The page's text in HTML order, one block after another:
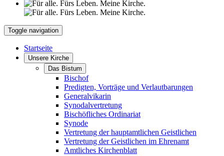
Toggle navigation
Startseite
Unsere Kirche
Das Bistum
Bischof
Predigten, Vorträge und Verlautbarungen
Generalvikarin
Synodalvertretung
Bischöfliches Ordinariat
Synode
Vertretung der hauptamtlichen Geistlichen
Vertretung der Geistlichen im Ehrenamt
Amtliches Kirchenblatt